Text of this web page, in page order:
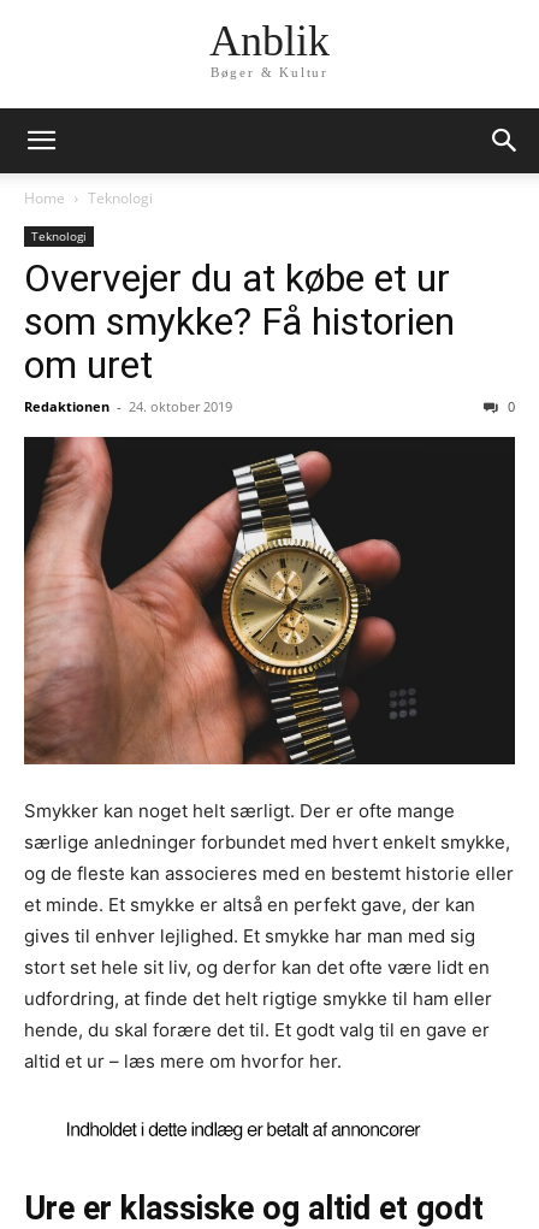
Anblik
Bøger & Kultur
Home Teknologi
Teknologi
Overvejer du at købe et ur
som smykke? Få historien
om uret
Redaktionen - 24. oktober 2019 0
Smykker kan noget helt særligt. Der er ofte mange
særlige anledninger forbundet med hvert enkelt smykke,
og de fleste kan associeres med en bestemt historie eller
et minde. Et smykke er altså en perfekt gave, der kan
gives til enhver lejlighed. Et smykke har man med sig
stort set hele sit liv, og derfor kan det ofte være lidt en
udfordring, at finde det helt rigtige smykke til ham eller
hende, du skal forære det til. Et godt valg til en gave er
altid et ur – læs mere om hvorfor her.
Ure er klassiske og altid et godt